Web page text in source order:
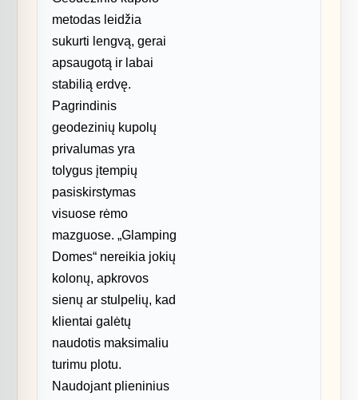
metodas leidžia
sukurti lengvą, gerai
apsaugotą ir labai
stabilią erdvę.
Pagrindinis
geodezinių kupolų
privalumas yra
tolygus įtempių
pasiskirstymas
visuose rėmo
mazguose. „Glamping
Domes“ nereikia jokių
kolonų, apkrovos
sienų ar stulpelių, kad
klientai galėtų
naudotis maksimaliu
turimu plotu.
Naudojant plieninius